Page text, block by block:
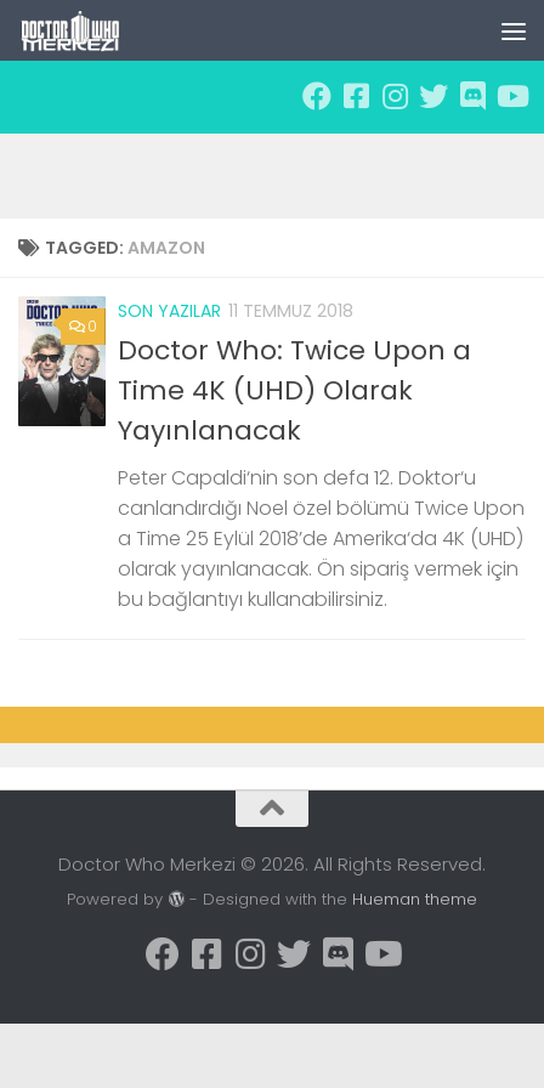
Skip to content
TAGGED: AMAZON
0
SON YAZILAR 11 TEMMUZ 2018
Doctor Who: Twice Upon a
Time 4K (UHD) Olarak
Yayınlanacak
Peter Capaldi‘nin son defa 12. Doktor‘u
canlandırdığı Noel özel bölümü Twice Upon
a Time 25 Eylül 2018’de Amerika‘da 4K (UHD)
olarak yayınlanacak. Ön sipariş vermek için
bu bağlantıyı kullanabilirsiniz.
Doctor Who Merkezi © 2026. All Rights Reserved.
Powered by - Designed with the Hueman theme